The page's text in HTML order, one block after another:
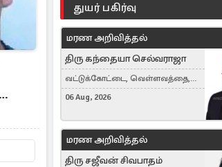
துயர் பகிர்வு
மரண அறிவித்தல்
திரு கந்தையா செல்வராஜா
வட்டுக்கோட்டை, வெள்ளவத்தை,
Toronto, Canada
06 Aug, 2026
மரண அறிவித்தல்
திரு சஜீவன் சிவபாதம்